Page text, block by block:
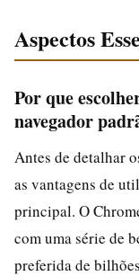
Aspectos
Por que
navegador
Antes de detalhar
as vantagens de
principal. O
com uma série de
preferida de